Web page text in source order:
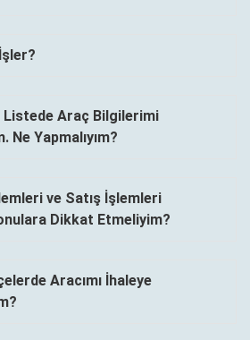
Listede Araç Bilgilerimi
Ne Yapmalıyım?
ve Satış İşlemleri
Dikkat Etmeliyim?
Aracımı İhaleye